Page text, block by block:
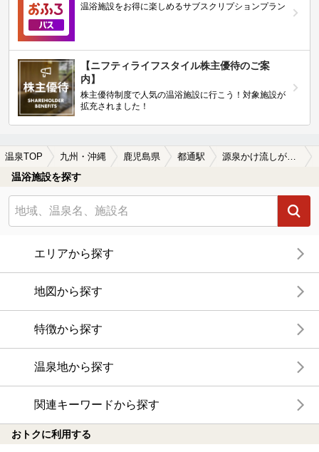
温浴施設をお得に楽しめるサブスクリプションプラン
【ニフティライフスタイル株主優待のご案
内】
株主優待制度で人気の温浴施設に行こう！対象施設が
拡充されました！
温泉TOP 九州・沖縄 鹿児島県 都通駅
温浴施設を探す
エリアから探す
地図から探す
特徴から探す
温泉地から探す
関連キーワードから探す
おトクに利用する